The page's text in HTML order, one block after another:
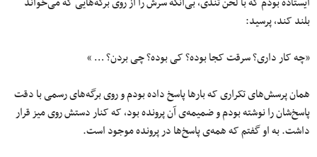
بلند کند، پرسید:
«چه کار داری؟ سرقت کجا بوده؟ کی بوده؟ چی بردن؟ … »
همان پرسش‌های تکراری که بارها پاسخ داده بودم و روی برگه‌های رسمی با دقت
پاسخ‌شان را نوشته بودم و ضمیمه‌ی آن پرونده بود، که کنار دستش روی میز قرار
داشت. به او گفتم که همه‌ی پاسخ‌ها در پرونده موجود است.